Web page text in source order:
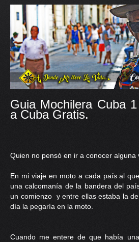
AYUDA
TIENDA
PRENSA
CONTACTO
Guia Mochilera Cuba
a Cuba Gratis.
Quien no pensó en ir a conocer alguna
En mi viaje en moto a cada país al
una calcomanía de la bandera del
un comienzo y entre ellas estaba la
día la pegaría en la moto.
Cuando me entere de que había